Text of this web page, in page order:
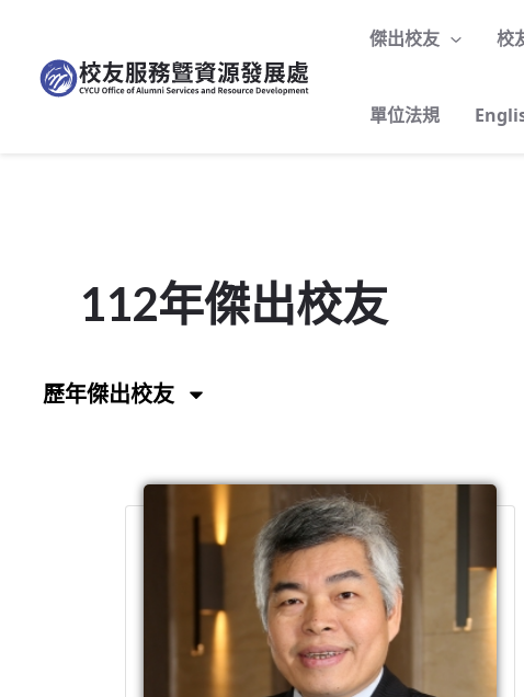
傑出校友 校
單位法規
112年傑出校友
歷年傑出校友